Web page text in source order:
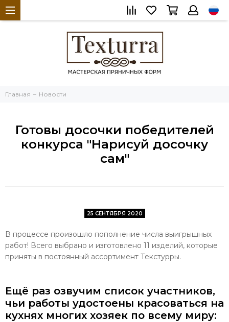
Главная Новости
Готовы досочки победителей
конкурса "Нарисуй досочку
сам"
25 СЕНТЯБРЯ 2020
В процессе произошло пополнение числа выигрышных
работ! Всего выбрано и изготовлено 11 изделий, которые
приняты в постоянный ассортимент Текстурры.
Ещё раз озвучим список участников,
чьи работы удостоены красоваться на
кухнях многих хозяек по всему миру: